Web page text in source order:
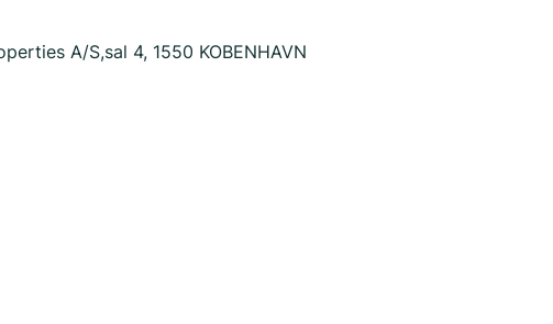
A/S,sal 4, 1550 KOBENHAVN